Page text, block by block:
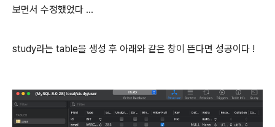
보면서 수정했었다 ...
study라는 table을 생성 후 아래와 같은 창이 뜬다면 성공이다 !